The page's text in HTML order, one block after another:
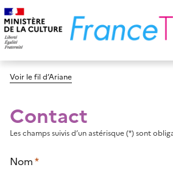
Voir le fil d’Ariane
Contact
Les champs suivis d’un astérisque (*) sont
Nom*